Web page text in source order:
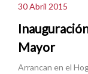
30 Abril 2015
Mayor
Arrancan en el